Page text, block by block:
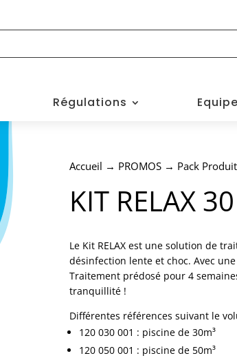
Régulations
Accueil → PROMOS → Pack
KIT RELAX
Le Kit RELAX est une solution de
désinfection lente et choc. Avec
Traitement prédosé pour 4
tranquillité !
Différentes références suivant le
120 030 001 : piscine de 30m³
120 050 001 : piscine de 50m³